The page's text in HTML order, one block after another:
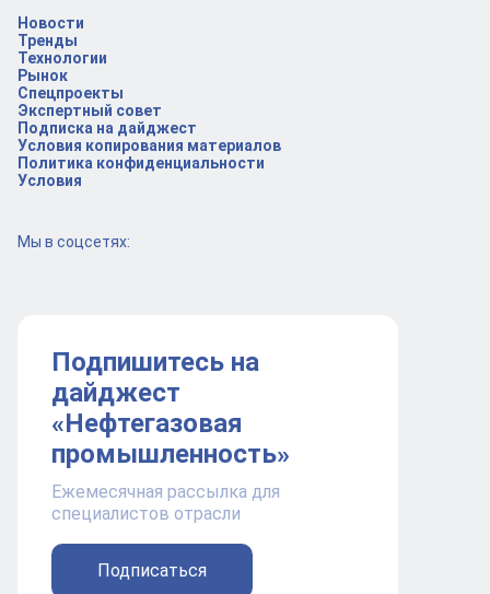
Новости
Тренды
Технологии
Рынок
Спецпроекты
Экспертный совет
Подписка на дайджест
Условия копирования материалов
Политика конфиденциальности
Условия
Мы в соцсетях:
Подпишитесь на
дайджест
«Нефтегазовая
промышленность»
Ежемесячная рассылка для
специалистов отрасли
Подписаться